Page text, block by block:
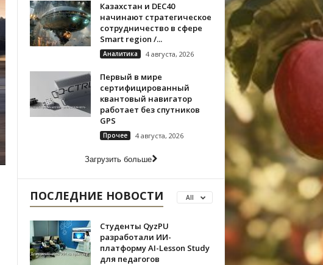
Казахстан и DEC40
начинают стратегическое
сотрудничество в сфере
Smart region /...
Аналитика 4 августа, 2026
Первый в мире
сертифицированный
квантовый навигатор
работает без спутников
GPS
Прочее 4 августа, 2026
Загрузить больше
ПОСЛЕДНИЕ НОВОСТИ All
Студенты QyzPU
разработали ИИ-
платформу AI-Lesson Study
для педагогов